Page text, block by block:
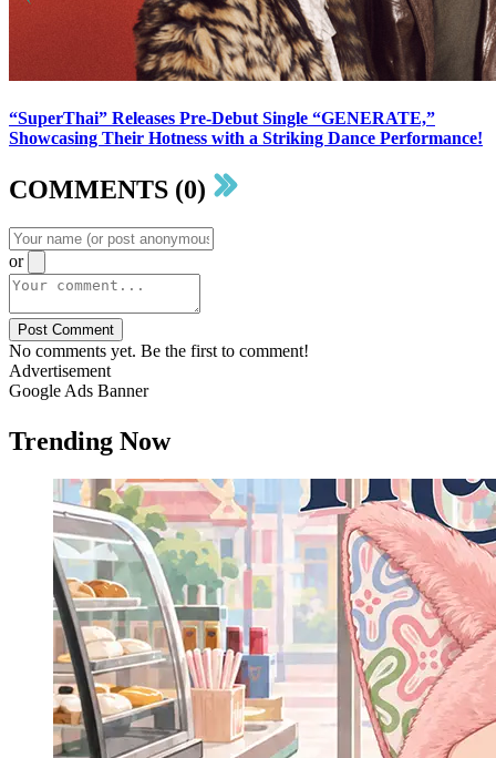
“SuperThai” Releases Pre-Debut Single “GENERATE,”
Showcasing Their Hotness with a Striking Dance Performance!
COMMENTS (0)
or
Post Comment
No comments yet. Be the first to comment!
Advertisement
Google Ads Banner
Trending Now